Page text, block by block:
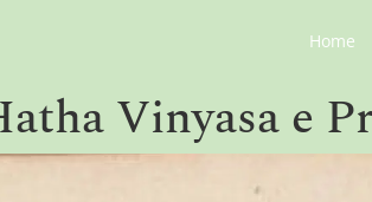
Home
Vinyasa e